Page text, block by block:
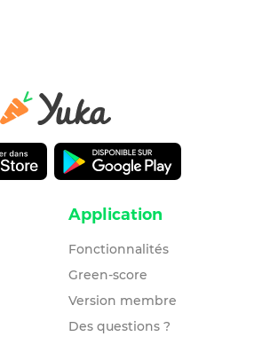
Application
Fonctionnalités
Green-score
Version membre
Des questions ?